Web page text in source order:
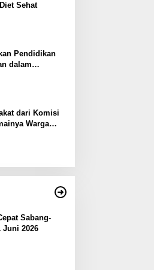
Sehat
Pendidikan
dalam
dari Komisi
Warga
Sabang-
Juni 2026